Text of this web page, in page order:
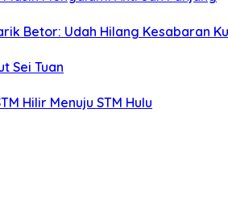
Betor: Udah Hilang Kesabaran Ku
Sei Tuan
Hilir Menuju STM Hulu